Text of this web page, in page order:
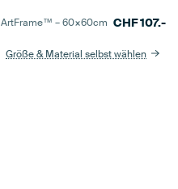
ArtFrame™ –60×60cm CHF107.-
Größe & Material selbst wählen